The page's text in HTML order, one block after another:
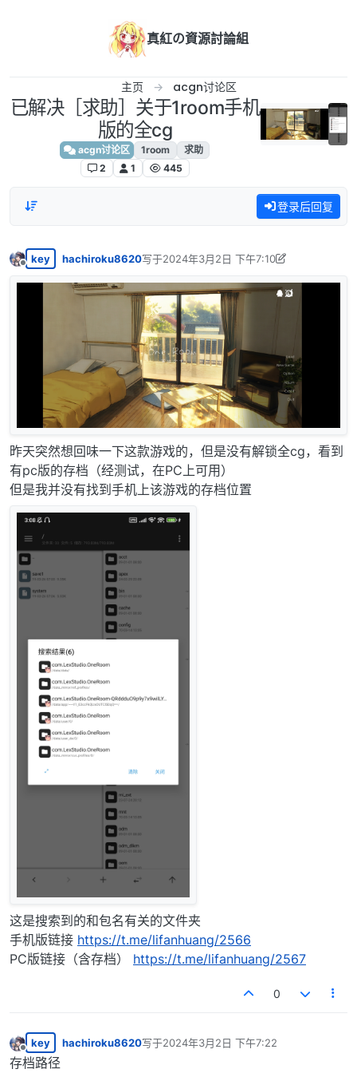
真紅の資源討論組
主页 acgn讨论区
已解决［求助］关于1room手机
版的全cg
acgn讨论区 1room
求助
2
1 445
登录后回复
离线
key hachiroku8620写于2024年3月2日 下午7:10
最后由 hachiroku8620 编辑2024年3月2日
昨天突然想回味一下这款游戏的，但是没有解锁全cg，看到
有pc版的存档（经测试，在PC上可用）
但是我并没有找到手机上该游戏的存档位置
这是搜索到的和包名有关的文件夹
手机版链接 https://t.me/lifanhuang/2566
PC版链接（含存档） https://t.me/lifanhuang/2567
0
离线
key hachiroku8620写于2024年3月2日 下午7:22
最后由 编辑
存档路径